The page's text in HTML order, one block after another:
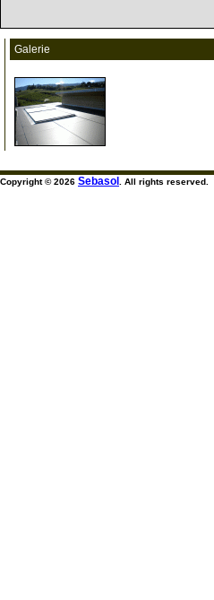
Galerie
Copyright © 2026 Sebasol . All rights reserved.